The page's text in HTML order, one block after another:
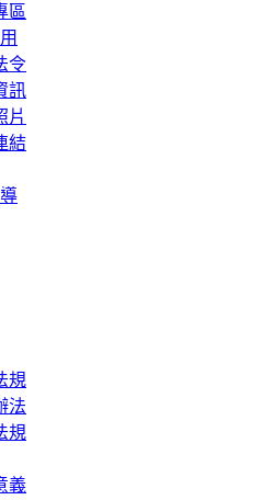
區
令
訊
片
結
規
法
規
義